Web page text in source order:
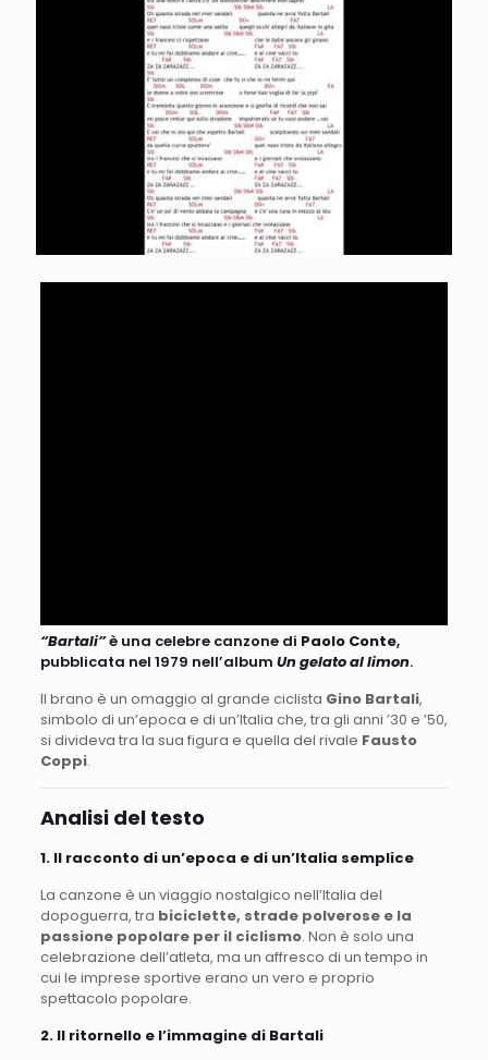
“Bartali”è una celebre canzone di Paolo Conte,
pubblicata nel 1979 nell’album Un gelato al limon.
Il brano è un omaggio al grande ciclista Gino Bartali,
simbolo di un’epoca e di un’Italia che, tra gli anni ’30 e ’50,
si divideva tra la sua figura e quella del rivale Fausto
Coppi.
Analisi del testo
1. Il racconto di un’epoca e di un’Italia semplice
La canzone è un viaggio nostalgico nell’Italia del
dopoguerra, tra biciclette, strade polverose e la
passione popolare per il ciclismo. Non è solo una
celebrazione dell’atleta, ma un affresco di un tempo in
cui le imprese sportive erano un vero e proprio
spettacolo popolare.
2. Il ritornello e l’immagine di Bartali